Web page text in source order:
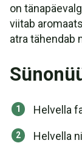
on
viitab
atra tähendab
Helvella
Helvella